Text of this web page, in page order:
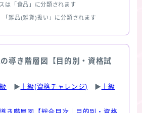
は「食品」に分類されます
「雑品(雑貨)扱い」に分類されます
導き階層図【目的別・資格試
▶ 上級(資格チャレンジ) ▶ 上級